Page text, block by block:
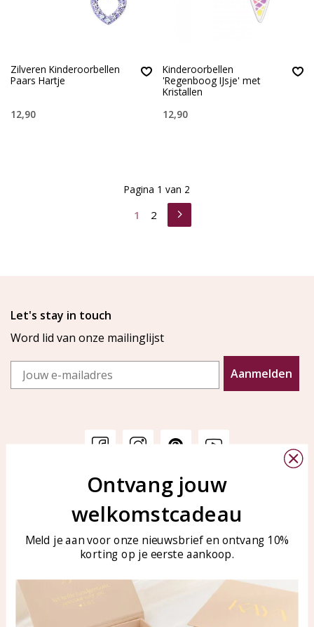
Zilveren Kinderoorbellen
Paars Hartje
12,90
Kinderoorbellen
'Regenboog IJsje' met
Kristallen
12,90
1 2
Pagina 1 van 2
Let's stay in touch
Word lid van onze mailinglijst
Email
Aanmelden
Veelgestelde vragen
Sieraden onderhouden
KAYA Sieraden
Bellen of WhatsApp Ma-Vr
tussen 09:00-17:00
Tel: 0850003187
WhatsApp: 0850003187
klantenservice@kayasierade
Ontvang jouw
welkomstcadeau
Meld je aan voor onze nieuwsbrief en ontvang 10%
korting op je eerste aankoop.